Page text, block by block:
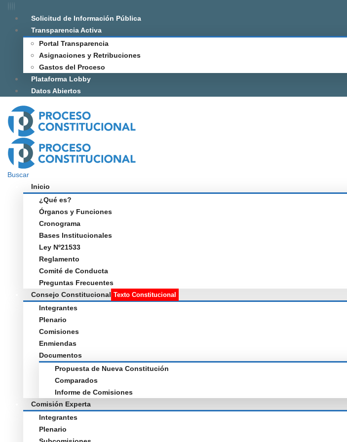
Solicitud de Información Pública
Transparencia Activa
Portal Transparencia
Asignaciones y Retribuciones
Gastos del Proceso
Plataforma Lobby
Datos Abiertos
Buscar
Inicio
¿Qué es?
Órganos y Funciones
Cronograma
Bases Institucionales
Ley Nº21533
Reglamento
Comité de Conducta
Preguntas Frecuentes
Consejo Constitucional Texto Constitucional
Integrantes
Plenario
Comisiones
Enmiendas
Documentos
Propuesta de Nueva Constitución
Comparados
Informe de Comisiones
Comisión Experta
Integrantes
Plenario